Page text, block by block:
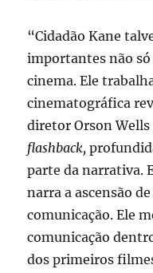
“Cidadão Kane
importantes não
cinema. Ele
cinematográfica
diretor Orson
flashback,
parte da narrativa.
narra a ascensão
comunicação. Ele
comunicação
dos primeiros